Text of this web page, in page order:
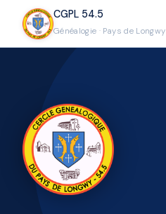
CGPL 54.5
Généalogie · Pays de Longwy